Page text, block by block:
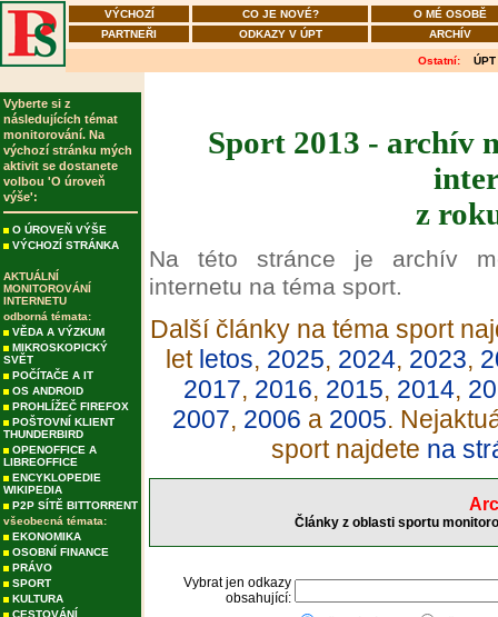
VÝCHOZÍ CO JE NOVÉ?
O MÉ OSOBĚ
PARTNEŘI
ODKAZY V ÚPT ARCHÍV
Ostatní: ÚPT
Vyberte si z
následujících témat
monitorování. Na
výchozí stránku mých
aktivit se dostanete
volbou 'O úroveň
výše':
O ÚROVEŇ VÝŠE
VÝCHOZÍ STRÁNKA
AKTUÁLNÍ
MONITOROVÁNÍ
INTERNETU
odborná témata:
VĚDA A VÝZKUM
MIKROSKOPICKÝ
SVĚT
POČÍTAČE A IT
OS ANDROID
PROHLÍŽEČ FIREFOX
POŠTOVNÍ KLIENT
THUNDERBIRD
OPENOFFICE A
LIBREOFFICE
ENCYKLOPEDIE
WIKIPEDIA
P2P SÍTĚ BITTORRENT
všeobecná témata:
EKONOMIKA
OSOBNÍ FINANCE
PRÁVO
SPORT
KULTURA
CESTOVÁNÍ
Sport 2013 - archív
z
Na této stránce je archív
internetu na téma sport.
Další články na téma sport
let letos, 2025, 2024, 2023,
2017, 2016, 2015, 2014,
2007, 2006 a 2005.
sport najdete na
Články z oblasti sportu
Vybrat jen odkazy
obsahující: